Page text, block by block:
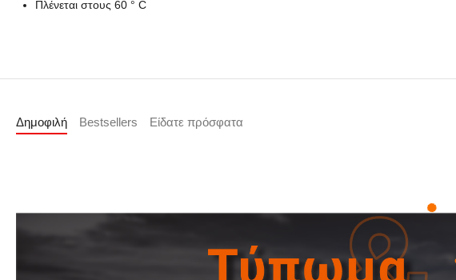
Πλένεται στους 60 ° C
Δημοφιλή Bestsellers Είδατε πρόσφατα